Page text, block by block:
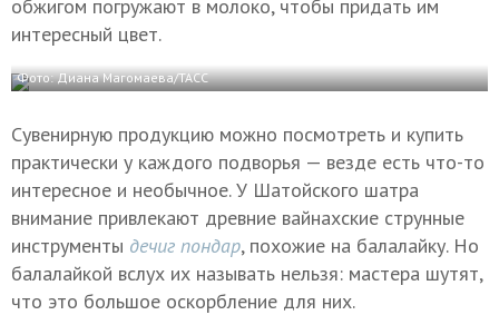
обжигом погружают в молоко, чтобы придать им
интересный цвет.
Фото: Диана Магомаева/ТАСС
Сувенирную продукцию можно посмотреть и купить
практически у каждого подворья — везде есть что-то
интересное и необычное. У Шатойского шатра
внимание привлекают древние вайнахские струнные
инструменты дечиг пондар, похожие на балалайку. Но
балалайкой вслух их называть нельзя: мастера шутят,
что это большое оскорбление для них.